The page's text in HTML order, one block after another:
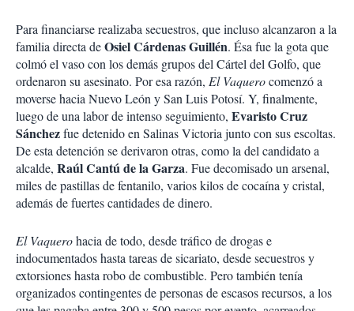
Para financiarse realizaba secuestros, que incluso alcanzaron a la
familia directa deOsiel CárdenasGuillén. Ésa fue la gota que
colmó el vaso con los demás grupos del Cártel del Golfo, que
ordenaron su asesinato. Por esa razón, El Vaquerocomenzó a
moverse hacia Nuevo León y San Luis Potosí. Y, finalmente,
luego de una labor de intenso seguimiento, Evaristo Cruz
Sánchezfue detenido en Salinas Victoria junto con sus escoltas.
De esta detención se derivaron otras, como la del candidato a
alcalde, Raúl Cantú de la Garza. Fue decomisado un arsenal,
miles de pastillas de fentanilo, varios kilos de cocaína y cristal,
además de fuertes cantidades de dinero.
El Vaquerohacia de todo, desde tráfico de drogas e
indocumentados hasta tareas de sicariato, desde secuestros y
extorsiones hasta robo de combustible. Pero también tenía
organizados contingentes de personas de escasos recursos, a los